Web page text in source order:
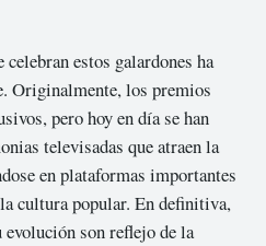
celebran estos galardones ha
Originalmente, los premios
pero hoy en día se han
televisadas que atraen la
en plataformas importantes
cultura popular. En definitiva,
son reflejo de la